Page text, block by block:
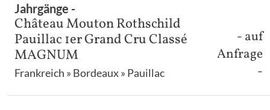
Jahrgänge -
Château Mouton Rothschild
Pauillac 1er Grand Cru Classé
MAGNUM
Frankreich » Bordeaux » Pauillac
- auf
Anfrage
-